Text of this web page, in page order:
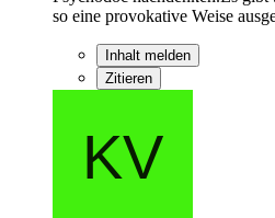
so eine provokative Weise
Inhalt melden
Zitieren